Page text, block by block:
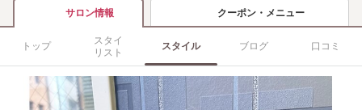
サロン情報 クーポン・メニュー
トップ
スタイ
リスト
スタイル ブログ 口コミ